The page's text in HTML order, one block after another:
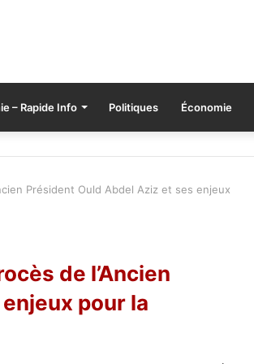
– Rapide Info Politiques Économie
Président Ould Abdel Aziz et ses enjeux
de l’Ancien
pour la